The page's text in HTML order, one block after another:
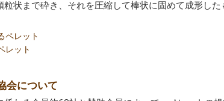
状まで砕き、それを圧縮して棒状に固めて成形した
ペレット
レット
会について